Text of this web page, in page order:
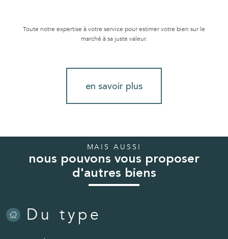
Toute notre expertise à votre service pour estimer votre bien sur le
marché à sa juste valeur.
en savoir plus
MAIS AUSSI
nous pouvons vous proposer
d'autres biens
Du type